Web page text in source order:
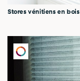
Stores vénitiens en bois